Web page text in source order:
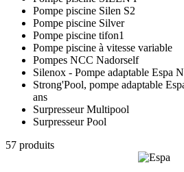
Pompe piscine Silen S2
Pompe piscine Silver
Pompe piscine tifon1
Pompe piscine à vitesse variable
Pompes NCC Nadorself
Silenox - Pompe adaptable Espa
Strong'Pool, pompe adaptable
ans
Surpresseur Multipool
Surpresseur Pool
57 produits